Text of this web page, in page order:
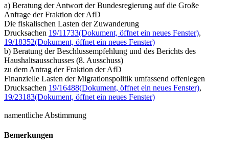
a) Beratung der Antwort der Bundesregierung auf die Große
Anfrage der Fraktion der AfD
Die fiskalischen Lasten der Zuwanderung
Drucksachen 19/11733(Dokument, öffnet ein neues Fenster),
19/18352(Dokument, öffnet ein neues Fenster)
b) Beratung der Beschlussempfehlung und des Berichts des
Haushaltsausschusses (8. Ausschuss)
zu dem Antrag der Fraktion der AfD
Finanzielle Lasten der Migrationspolitik umfassend offenlegen
Drucksachen 19/16488(Dokument, öffnet ein neues Fenster),
19/23183(Dokument, öffnet ein neues Fenster)
namentliche Abstimmung
Bemerkungen